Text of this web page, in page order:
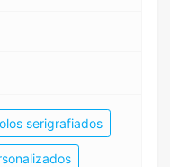
serigrafiados